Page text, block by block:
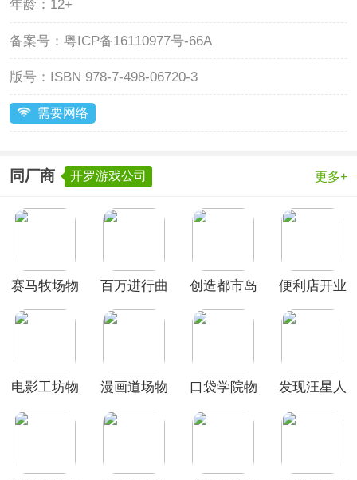
年龄： 12+
备案号： 粤ICP备16110977号-66A
版号： ISBN 978-7-498-06720-3
需要网络
同厂商 开罗游戏公司 更多+
赛马牧场物
百万进行曲
创造都市岛
便利店开业
电影工坊物
漫画道场物
口袋学院物
发现汪星人